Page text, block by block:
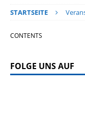
STARTSEITE
CONTENTS
FOLGE UNS AUF